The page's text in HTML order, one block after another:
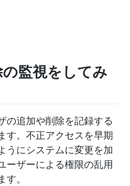
監視をしてみ
の追加や削除を記録する
す。不正アクセスを早期
うにシステムに変更を加
ーザーによる権限の乱用
す。